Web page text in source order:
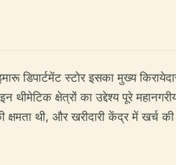
स्टोर इसका मुख्य
थीमेटिक क्षेत्रों का उद्देश्य पूरे
थी, और खरीदारी केंद्र में खर्च